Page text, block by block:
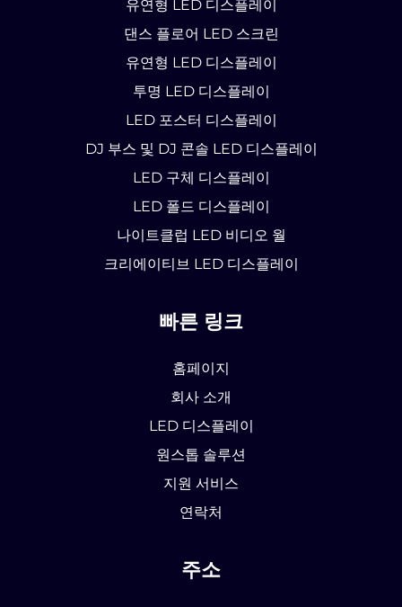
유연형 LED 디스플레이
댄스 플로어 LED 스크린
유연형 LED 디스플레이
투명 LED 디스플레이
LED 포스터 디스플레이
DJ 부스 및 DJ 콘솔 LED 디스플레이
LED 구체 디스플레이
LED 폴드 디스플레이
나이트클럽 LED 비디오 월
크리에이티브 LED 디스플레이
빠른 링크
홈페이지
회사 소개
LED 디스플레이
원스톱 솔루션
지원 서비스
연락처
주소